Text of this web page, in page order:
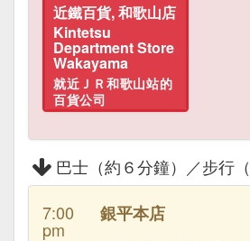
近鐵百貨, 和歌山店
Kintetsu
Department Store
Wakayama
就近ＪＲ和歌山站的
百貨公司
巴士（約６分鐘）／步行
7:00
pm
銀平本店